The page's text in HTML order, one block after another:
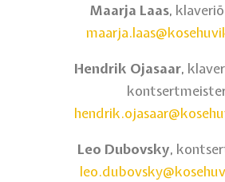
Maarja Laas,
Hendrik Ojasaar,
Leo Dubovsky,